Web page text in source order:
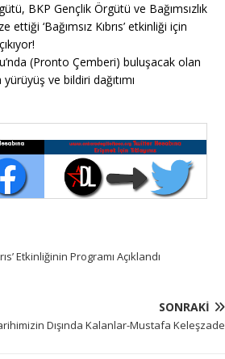
BKP Gençlik Örgütü ve Bağımsızlık
ettiği ‘Bağımsız Kıbrıs’ etkinliği için
(Pronto Çemberi) buluşacak olan
ve bildiri dağıtımı
Etkinliğinin Programı Açıklandı
SONRAKI
Dışında Kalanlar-Mustafa Keleşzade